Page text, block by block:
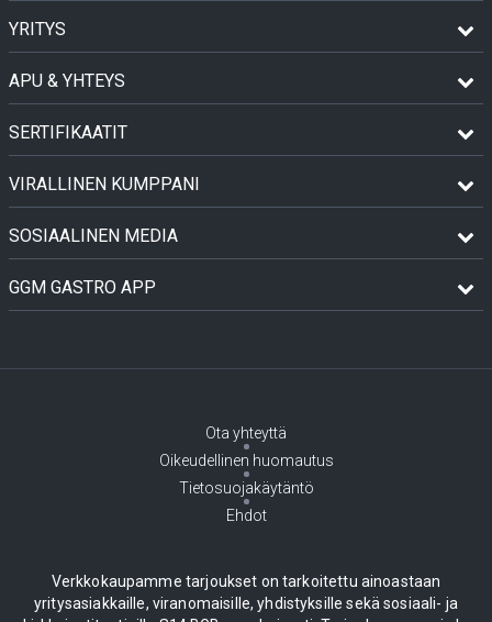
YRITYS
APU & YHTEYS
SERTIFIKAATIT
VIRALLINEN KUMPPANI
SOSIAALINEN MEDIA
GGM GASTRO APP
Ota yhteyttä
Oikeudellinen huomautus
Tietosuojakäytäntö
Ehdot
Verkkokaupamme tarjoukset on tarkoitettu ainoastaan
yritysasiakkaille, viranomaisille, yhdistyksille sekä sosiaali- ja